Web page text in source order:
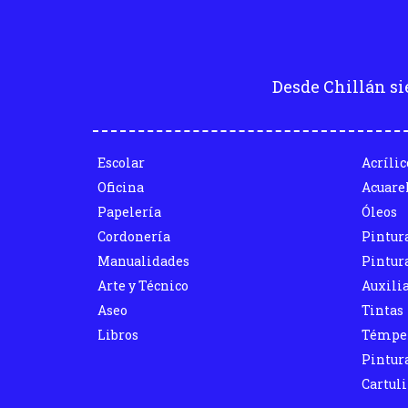
Desde Chillán
Escolar
Oficina
Papelería
Cordonería
Manualidades
Arte y Técnico
Aseo
Libros
Óleos
Tintas